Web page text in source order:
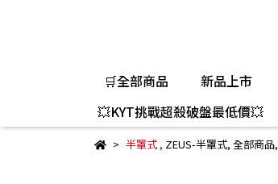
🛒全部商品 新品上市
💥KYT挑戰超殺破盤最低價💥
半罩式, ZEUS-半罩式, 全部商品,